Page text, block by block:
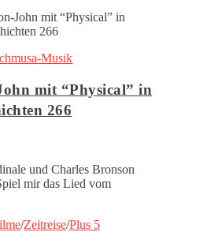
Musik
mit “Physical” in
266
/Zeitreise/Plus 5